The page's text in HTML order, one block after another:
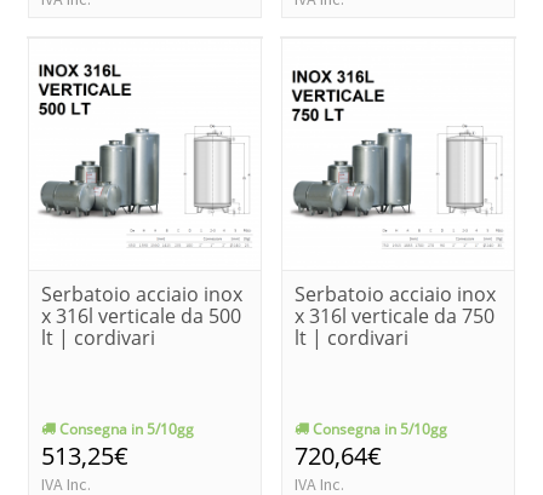
Serbatoio acciaio inox
x 316l verticale da 500
lt | cordivari
Consegna in 5/10gg
513,25€
IVA Inc.
Serbatoio acciaio inox
x 316l verticale da 750
lt | cordivari
Consegna in 5/10gg
720,64€
IVA Inc.